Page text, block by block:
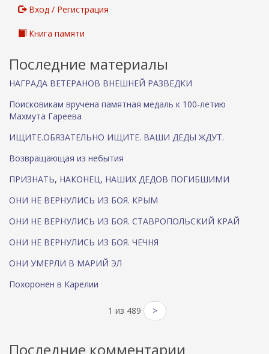
Вход / Регистрация
Книга памяти
Последние материалы
НАГРАДА ВЕТЕРАНОВ ВНЕШНЕЙ РАЗВЕДКИ
Поисковикам вручена памятная медаль к 100-летию
Махмута Гареева
ИЩИТЕ.ОБЯЗАТЕЛЬНО ИЩИТЕ. ВАШИ ДЕДЫ ЖДУТ.
Возвращающая из небытия
ПРИЗНАТЬ, НАКОНЕЦ, НАШИХ ДЕДОВ ПОГИБШИМИ
ОНИ НЕ ВЕРНУЛИСЬ ИЗ БОЯ. КРЫМ
ОНИ НЕ ВЕРНУЛИСЬ ИЗ БОЯ. СТАВРОПОЛЬСКИЙ КРАЙ
ОНИ НЕ ВЕРНУЛИСЬ ИЗ БОЯ. ЧЕЧНЯ
ОНИ УМЕРЛИ В МАРИЙ ЭЛ
Похоронен в Карелии
1 из 489 >
Последние комментарии